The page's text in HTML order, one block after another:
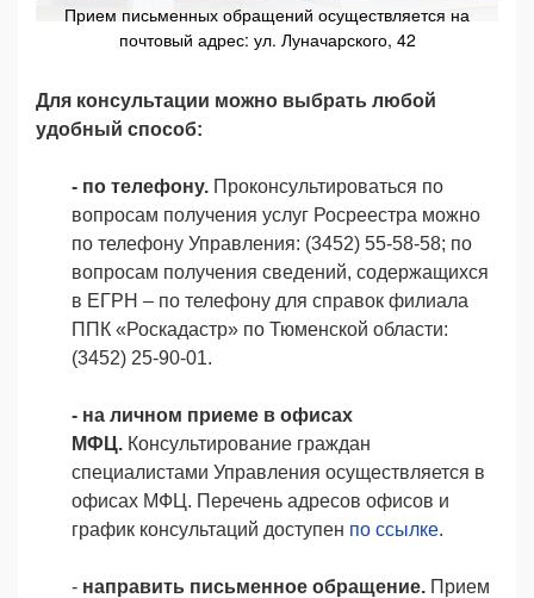
Прием письменных обращений осуществляется на
почтовый адрес: ул. Луначарского, 42
Для консультации можно выбрать любой
удобный способ:
- по телефону. Проконсультироваться по
вопросам получения услуг Росреестра можно
по телефону Управления: (3452) 55-58-58; по
вопросам получения сведений, содержащихся
в ЕГРН – по телефону для справок филиала
ППК «Роскадастр» по Тюменской области:
(3452) 25-90-01.
- на личном приеме в офисах
МФЦ. Консультирование граждан
специалистами Управления осуществляется в
офисах МФЦ. Перечень адресов офисов и
график консультаций доступен по ссылке.
- направить письменное обращение. Прием